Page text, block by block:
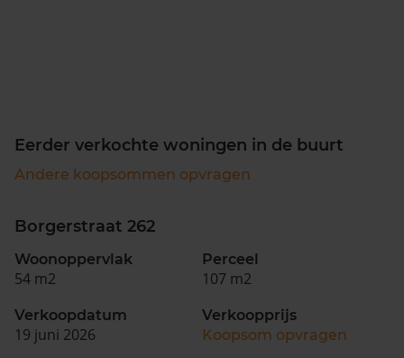
Eerder verkochte woningen in de buurt
Andere koopsommen opvragen
Borgerstraat 262
Woonoppervlak
54 m2
Perceel
107 m2
Verkoopdatum
19 juni 2026
Verkoopprijs
Koopsom opvragen